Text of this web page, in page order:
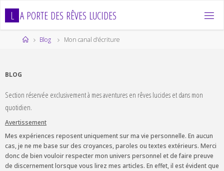
L A PORTE DES RÊVES LUCIDES
HomeBlog Mon canal d’écriture
BLOG
Section réservée exclusivement à mes aventures en rêves lucides et dans mon
quotidien.
Avertissement
Mes expériences reposent uniquement sur ma vie personnelle. En aucun
cas, je ne me base sur des croyances, paroles ou textes extérieurs. Merci
donc de bien vouloir respecter mon univers personnel et de faire preuve
de discernement lorsque vous lirez mes articles. En effet, il est évident que